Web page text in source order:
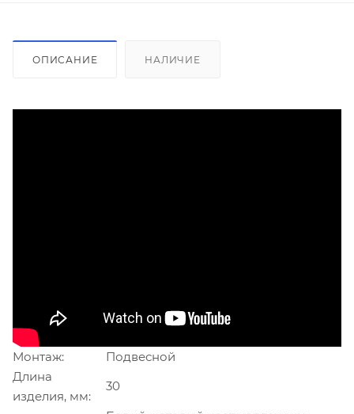
ОПИСАНИЕ НАЛИЧИЕ
Монтаж:
Подвесной
Длина
изделия, мм:
30